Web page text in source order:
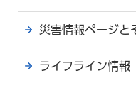
災害情報ページと
ライフライン情報